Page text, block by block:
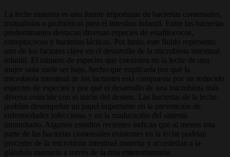
La leche materna es una fuente importante de bacterias comensales,
mutualistas o probióticas para el intestino infantil. Entre las bacterias
predominantes destacan diversas especies de estafilococos,
estreptococos y bacterias lácticas. Por tanto, este fluido representa
uno de los factores clave en el desarrollo de la microbiota intestinal
infantil. El número de especies que coexisten en la leche de una
mujer sana suele ser bajo, hecho que explicaría por qué la
microbiota intestinal de los lactantes está compuesta por un reducido
espectro de especies y por qué el desarrollo de una microbiota más
diversa coin­cide con el inicio del destete. Las bacterias de la leche
podrían desempeñar un papel importante en la prevención de
enfermedades infecciosas y en la maduración del sistema
inmunitario. Algunos estudios recientes indican que al menos una
parte de las bacterias comensales existentes en la leche podrían
proceder de la microbiota intestinal materna y accederían a la
glándula mamaria a través de la ruta enteromamaria.